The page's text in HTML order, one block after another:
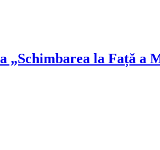
„Schimbarea la Față a